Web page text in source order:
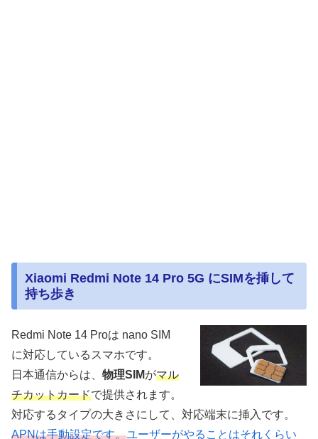
Xiaomi Redmi Note 14 Pro 5G にSIMを挿して
持ち歩き
Redmi Note 14 Proは nano SIM
に対応しているスマホです。
日本通信からは、 物理SIMがマル
チカットカードで提供されます。
対応するタイプの大きさにして、対応端末に挿入です。
APNは手動設定です。ユーザーがやることはそれくらい